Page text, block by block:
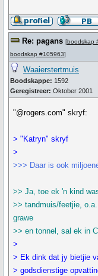
Re: pagans [boodskap
boodskap #105963]
Waaierstertmuis
Boodskappe: 1592
Geregistreer: Oktober 2001
"@rogers.com" skryf:
> "Katryn" skryf
>
>>> Daar is ook
>> Ja, toe ek 'n kind
>> tandmuis/feetjie,
grawe
>> en tonnel, sal ek in
>
> Ek dink dat jy bietjie
> godsdienstige